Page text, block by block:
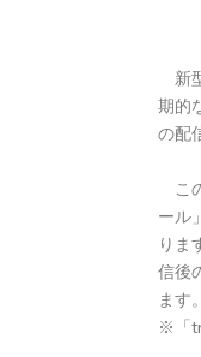
新
期的
の配
こ
ール
りま
信後
ます。
※「